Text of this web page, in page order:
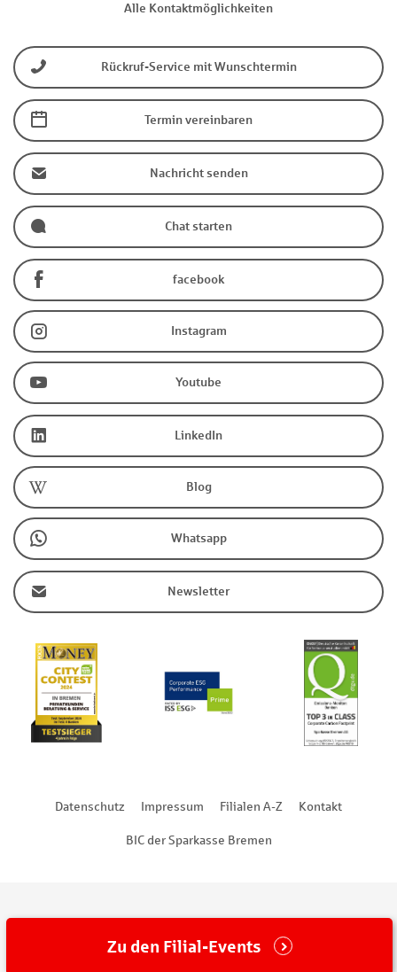
Zu den Filial-Events
Alle Kontaktmöglichkeiten
Rückruf-Service mit Wunschtermin
Termin vereinbaren
Nachricht senden
Chat starten
facebook
Instagram
Youtube
LinkedIn
Blog
Whatsapp
Newsletter
Datenschutz Impressum Filialen A-Z Kontakt
BIC der Sparkasse Bremen